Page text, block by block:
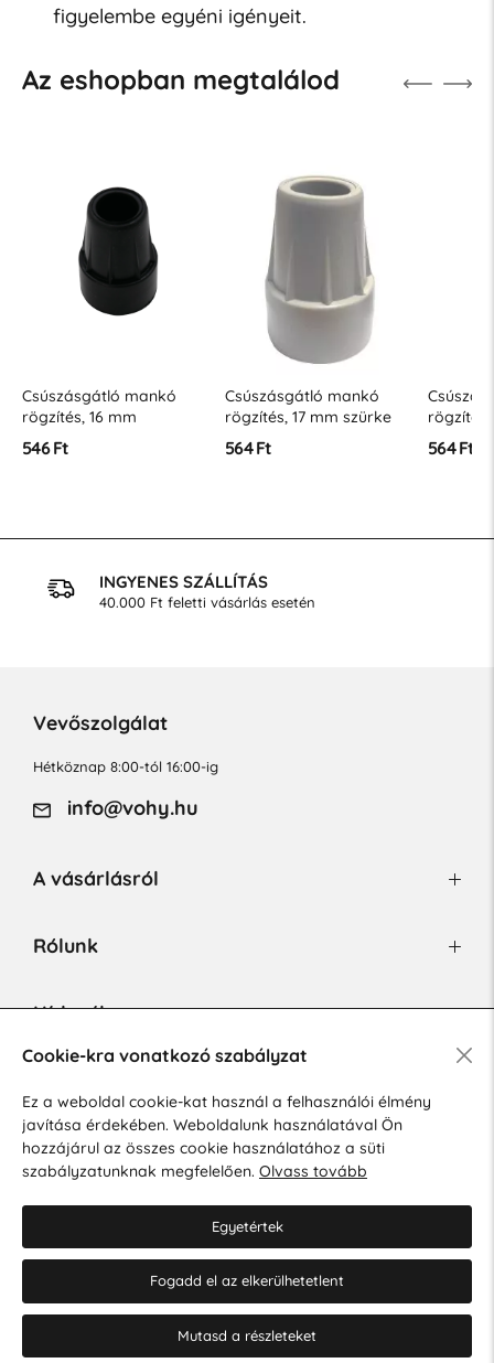
figyelembe egyéni igényeit.
Az eshopban megtalálod
Csúszásgátló mankó
rögzítés, 16 mm
546 Ft
Csúszásgátló mankó
rögzítés, 17 mm szürke
564 Ft
rögzítés,
564 Ft
NAGYKERESKEDELEM
Nagykereskedelmi árak regisztráció és
Vevőszolgálat
Hétköznap 8:00-tól 16:00-ig
info@vohy.hu
A vásárlásról
Rólunk
Hírlevél
Hozzájárulok a személyes adatok marketing célú kezeléséhez.
Személyes adatok védelmére vonatkozó szabályzat.
Cookie-beállítások szerkesztése
Cookie-kra vonatkozó szabályzat
Ez a weboldal cookie-kat használ a felhasználói élmény
javítása érdekében. Weboldalunk használatával Ön
hozzájárul az összes cookie használatához a süti
szabályzatunknak megfelelően. Olvass tovább
Egyetértek
Fogadd el az elkerülhetetlent
Mutasd a részleteket